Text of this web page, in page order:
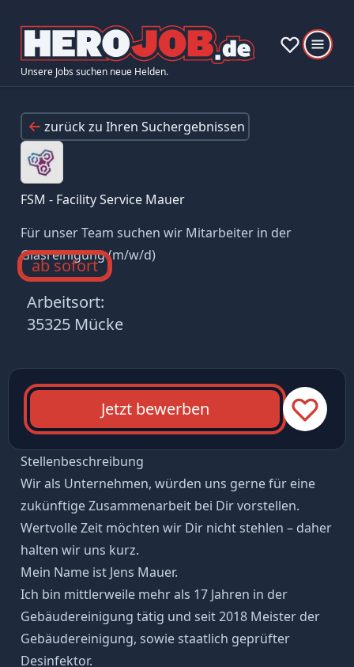
Unsere Jobs suchen neue Helden.
zurück zu Ihren Suchergebnissen
FSM - Facility Service Mauer
Für unser Team suchen wir Mitarbeiter in der
Glasreinigung (m/w/d)
ab sofort
Arbeitsort:
35325 Mücke
Jetzt bewerben
Stellenbeschreibung
Wir als Unternehmen, würden uns gerne für eine
zukünftige Zusammenarbeit bei Dir vorstellen.
Wertvolle Zeit möchten wir Dir nicht stehlen – daher
halten wir uns kurz.
Mein Name ist Jens Mauer.
Ich bin mittlerweile mehr als 17 Jahren in der
Gebäudereinigung tätig und seit 2018 Meister der
Gebäudereinigung, sowie staatlich geprüfter
Desinfektor.